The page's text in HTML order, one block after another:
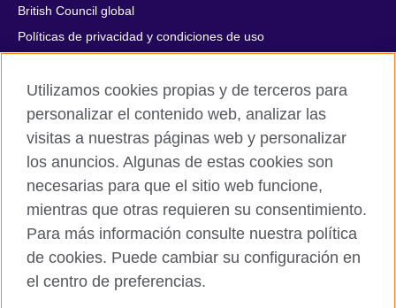
British Council global
Políticas de privacidad y condiciones de uso
Cookies
Quejas y comentarios
Mapa del sitio
© 2026 British Council
All cultural activities in Mexico are carried out by British Council
Asociados A.C., a not-for-profit entity established to undertake
cultural activities, including the promotion and diffusion of British
culture in Mexico, the fostering of cultural relations and mutual
understanding, the promotion of the English language, and the
Utilizamos cookies propias y de terceros para
personalizar el contenido web, analizar las
visitas a nuestras páginas web y personalizar
los anuncios. Algunas de estas cookies son
necesarias para que el sitio web funcione,
mientras que otras requieren su consentimiento.
Para más información consulte nuestra política
de cookies. Puede cambiar su configuración en
el centro de preferencias.